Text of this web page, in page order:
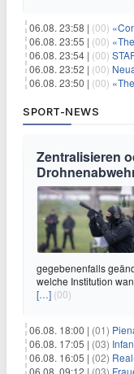
06.08. 23:58 | (00)
06.08. 23:55 | (00) «The
06.08. 23:54 | (00)
06.08. 23:52 | (00)
06.08. 23:50 | (00)
SPORT-NEWS
Zentralisieren
gegebenenfalls
welche Institution
[…] (00)
06.08. 18:00 | (01)
06.08. 17:05 | (03)
06.08. 16:05 | (02)
06.08. 09:12 | (03)